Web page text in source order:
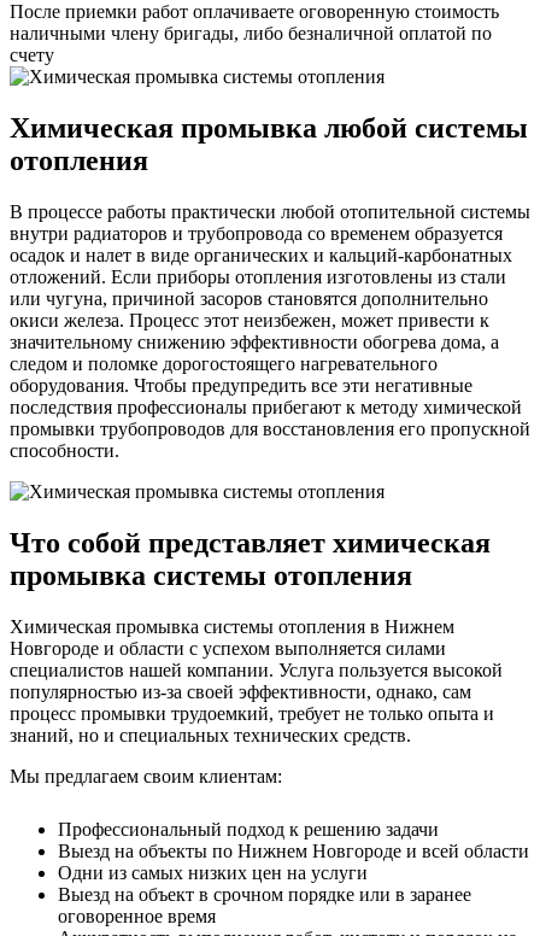
После приемки работ оплачиваете оговоренную стоимость
наличными члену бригады, либо безналичной оплатой по
счету
Химическая промывка любой системы
отопления
В процессе работы практически любой отопительной системы
внутри радиаторов и трубопровода со временем образуется
осадок и налет в виде органических и кальций-карбонатных
отложений. Если приборы отопления изготовлены из стали
или чугуна, причиной засоров становятся дополнительно
окиси железа. Процесс этот неизбежен, может привести к
значительному снижению эффективности обогрева дома, а
следом и поломке дорогостоящего нагревательного
оборудования. Чтобы предупредить все эти негативные
последствия профессионалы прибегают к методу химической
промывки трубопроводов для восстановления его пропускной
способности.
Что собой представляет химическая
промывка системы отопления
Химическая промывка системы отопления в Нижнем
Новгороде и области с успехом выполняется силами
специалистов нашей компании. Услуга пользуется высокой
популярностью из-за своей эффективности, однако, сам
процесс промывки трудоемкий, требует не только опыта и
знаний, но и специальных технических средств.
Мы предлагаем своим клиентам:
Профессиональный подход к решению задачи
Выезд на объекты по Нижнем Новгороде и всей области
Одни из самых низких цен на услуги
Выезд на объект в срочном порядке или в заранее
оговоренное время